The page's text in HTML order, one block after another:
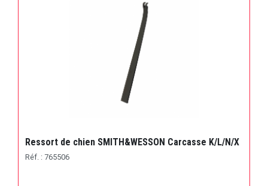
Ressort de chien SMITH&WESSON Carcasse K/L/N/X
Réf. : 765506